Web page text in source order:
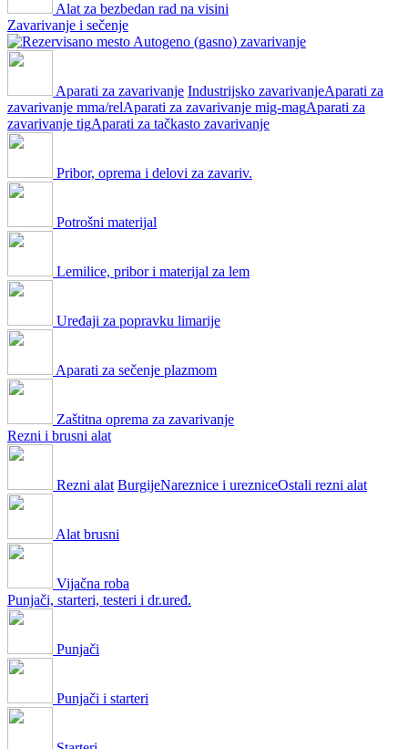
Alat za bezbedan rad na visini
Zavarivanje i sečenje
Autogeno (gasno) zavarivanje
Aparati za zavarivanje Industrijsko zavarivanjeAparati za
zavarivanje mma/relAparati za zavarivanje mig-magAparati za
zavarivanje tigAparati za tačkasto zavarivanje
Pribor, oprema i delovi za zavariv.
Potrošni materijal
Lemilice, pribor i materijal za lem
Uređaji za popravku limarije
Aparati za sečenje plazmom
Zaštitna oprema za zavarivanje
Rezni i brusni alat
Rezni alat BurgijeNareznice i urezniceOstali rezni alat
Alat brusni
Vijačna roba
Punjači, starteri, testeri i dr.uređ.
Punjači
Punjači i starteri